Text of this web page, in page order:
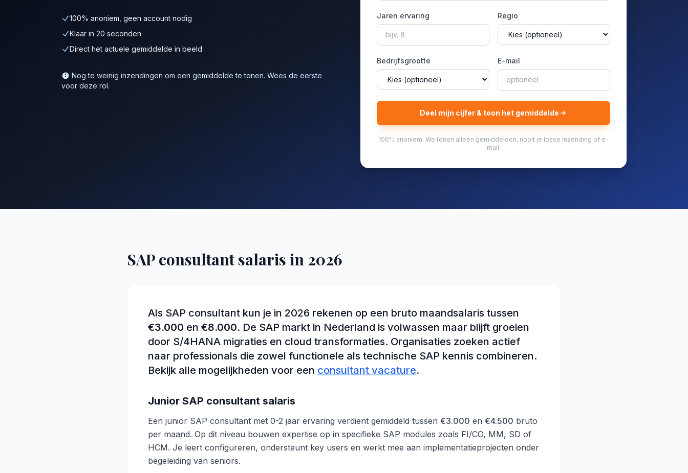
100% anoniem, geen account nodig
Klaar in 20 seconden
Direct het actuele gemiddelde in beeld
Nog te weinig inzendingen om een gemiddelde te tonen. Wees de eerste
voor deze rol.
Jaren ervaring Regio
Bedrijfsgrootte E-mail
Deel mijn cijfer & toon het gemiddelde
100% anoniem. We tonen alleen gemiddelden, nooit je losse inzending of e-
mail.
SAP consultant salaris in 2026
Als SAP consultant kun je in 2026 rekenen op een bruto maandsalaris tussen
€3.000 en €8.000. De SAP markt in Nederland is volwassen maar blijft groeien
door S/4HANA migraties en cloud transformaties. Organisaties zoeken actief
naar professionals die zowel functionele als technische SAP kennis combineren.
Bekijk alle mogelijkheden voor een consultant vacature.
Junior SAP consultant salaris
Een junior SAP consultant met 0-2 jaar ervaring verdient gemiddeld tussen €3.000 en €4.500 bruto
per maand. Op dit niveau bouwen expertise op in specifieke SAP modules zoals FI/CO, MM, SD of
HCM. Je leert configureren, ondersteunt key users en werkt mee aan implementatieprojecten onder
begeleiding van seniors.